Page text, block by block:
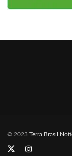
© 2023 Terra Brasil